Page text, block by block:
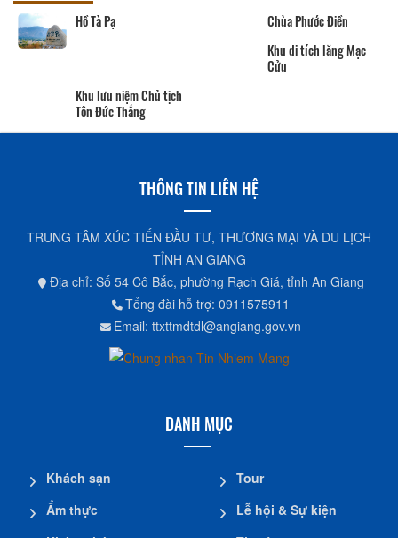
Hồ Tà Pạ Chùa Phước Điền
Khu di tích lăng Mạc
Cửu
Khu lưu niệm Chủ tịch
Tôn Đức Thắng
THÔNG TIN LIÊN HỆ
TRUNG TÂM XÚC TIẾN ĐẦU TƯ, THƯƠNG MẠI VÀ DU LỊCH
TỈNH AN GIANG
Địa chỉ: Số 54 Cô Bắc, phường Rạch Giá, tỉnh An Giang
Tổng đài hỗ trợ: 0911575911
Email: ttxttmdtdl@angiang.gov.vn
DANH MỤC
Khách sạn
Ẩm thực
Lễ hội & Sự kiện